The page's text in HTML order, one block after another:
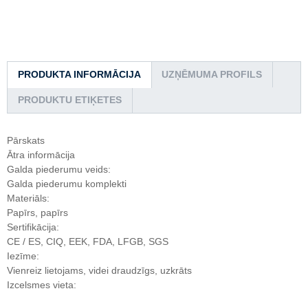
PRODUKTA INFORMĀCIJA UZŅĒMUMA PROFILS
PRODUKTU ETIĶETES
Pārskats
Ātra informācija
Galda piederumu veids:
Galda piederumu komplekti
Materiāls:
Papīrs, papīrs
Sertifikācija:
CE / ES, CIQ, EEK, FDA, LFGB, SGS
Iezīme:
Vienreiz lietojams, videi draudzīgs, uzkrāts
Izcelsmes vieta: